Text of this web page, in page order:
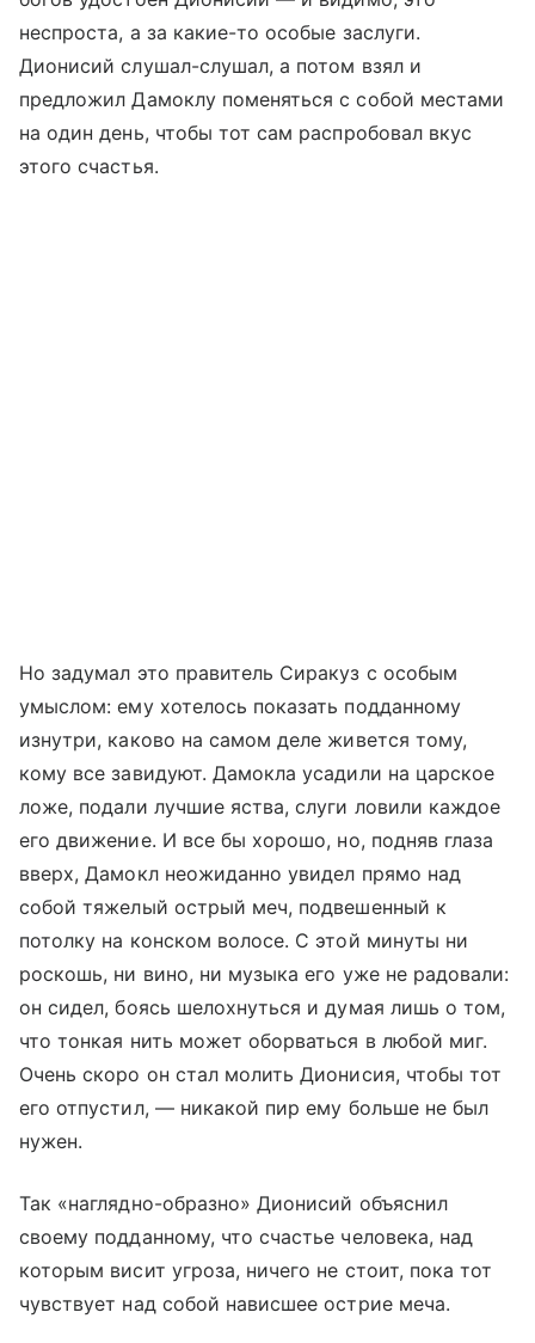
неспроста, а за какие-то особые заслуги.
Дионисий слушал-слушал, а потом взял и
предложил Дамоклу поменяться с собой местами
на один день, чтобы тот сам распробовал вкус
этого счастья.
Но задумал это правитель Сиракуз с особым
умыслом: ему хотелось показать подданному
изнутри, каково на самом деле живется тому,
кому все завидуют. Дамокла усадили на царское
ложе, подали лучшие яства, слуги ловили каждое
его движение. И все бы хорошо, но, подняв глаза
вверх, Дамокл неожиданно увидел прямо над
собой тяжелый острый меч, подвешенный к
потолку на конском волосе. С этой минуты ни
роскошь, ни вино, ни музыка его уже не радовали:
он сидел, боясь шелохнуться и думая лишь о том,
что тонкая нить может оборваться в любой миг.
Очень скоро он стал молить Дионисия, чтобы тот
его отпустил, — никакой пир ему больше не был
нужен.
Так «наглядно-образно» Дионисий объяснил
своему подданному, что счастье человека, над
которым висит угроза, ничего не стоит, пока тот
чувствует над собой нависшее острие меча.